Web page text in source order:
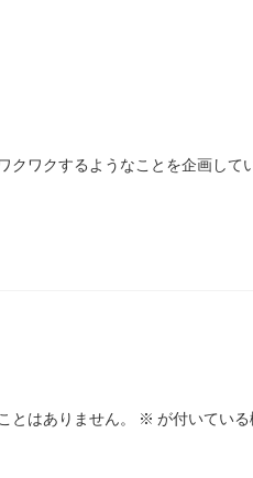
クワクするようなことを企画して
とはありません。 ※ が付いてい